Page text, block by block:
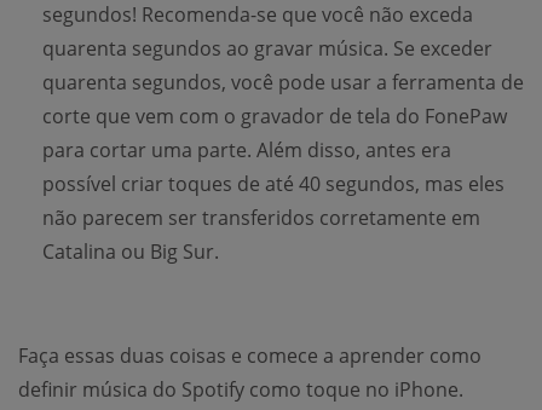
segundos! Recomenda-se que você não exceda
quarenta segundos ao gravar música. Se exceder
quarenta segundos, você pode usar a ferramenta de
corte que vem com o gravador de tela do FonePaw
para cortar uma parte. Além disso, antes era
possível criar toques de até 40 segundos, mas eles
não parecem ser transferidos corretamente em
Catalina ou Big Sur.
Faça essas duas coisas e comece a aprender como
definir música do Spotify como toque no iPhone.